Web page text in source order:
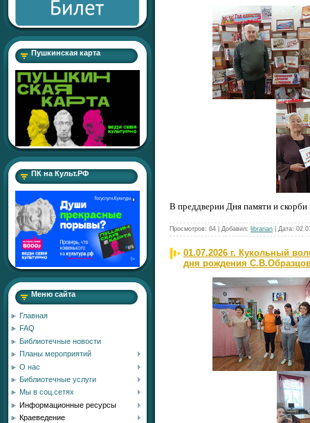
Пушкинская карта
ПК на Культ.РФ
Меню сайта
Главная
FAQ
Библиотечные новости
Планы мероприятий
О нас
Библиотечные услуги
Мы в соц.сетях
Информационные ресурсы
Краеведение
В преддверии Дня памяти и
Просмотров: 64 Добавил: librarian Дата:
01.07.2026 г. Кукольный
дня рождения